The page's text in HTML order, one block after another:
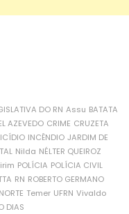
DO RN Assu BATATA
AZEVEDO CRIME CRUZETA
INCÊNDIO JARDIM DE
Nilda NÉLTER QUEIROZ
POLÍCIA POLÍCIA CIVIL
RN ROBERTO GERMANO
Temer UFRN Vivaldo
DIAS